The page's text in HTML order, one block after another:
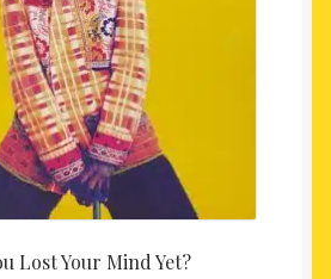
Lost Your Mind Yet?